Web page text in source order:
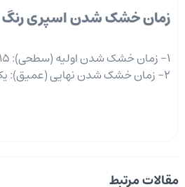
زمان خشک شدن اسپری رنگ
1- زمان خشک شدن اولیه (سطحی): 15 دقیقه
2- زمان خشک شدن نهایی (عمیق): یک ساعت
مقالات مرتبط